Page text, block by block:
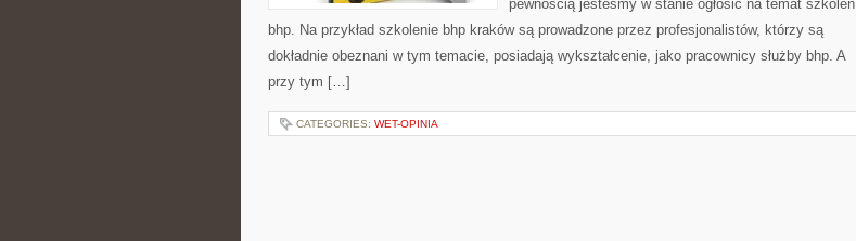
pewnością jesteśmy w stanie ogłosić na temat szkoleń
bhp. Na przykład szkolenie bhp kraków są prowadzone przez profesjonalistów, którzy są
dokładnie obeznani w tym temacie, posiadają wykształcenie, jako pracownicy służby bhp. A
przy tym […]
CATEGORIES: WET-OPINIA